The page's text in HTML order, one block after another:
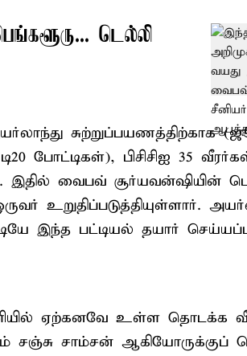
டெல்லி
சுற்றுப்பயணத்திற்காக
போட்டிகள்), பிசிசிஐ 35
இதில் வைபவ் சூர்யவன்ஷியின்
உறுதிப்படுத்தியுள்ளார்.
இந்த பட்டியல் தயார்
ஏற்கனவே உள்ள தொடக்க
சாம்சன் ஆகியோருக்குப்